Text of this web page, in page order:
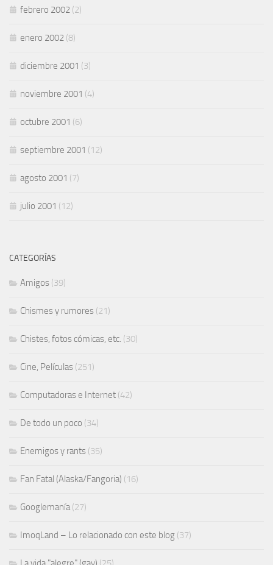
febrero 2002 (2)
enero 2002 (8)
diciembre 2001 (3)
noviembre 2001 (4)
octubre 2001 (6)
septiembre 2001 (12)
agosto 2001 (7)
julio 2001 (12)
CATEGORÍAS
Amigos (39)
Chismes y rumores (21)
Chistes, fotos cómicas, etc. (30)
Cine, Películas (251)
Computadoras e Internet (42)
De todo un poco (34)
Enemigos y rants (35)
Fan Fatal (Alaska/Fangoria) (16)
Googlemanía(27)
ImoqLand – Lo relacionado con este blog (37)